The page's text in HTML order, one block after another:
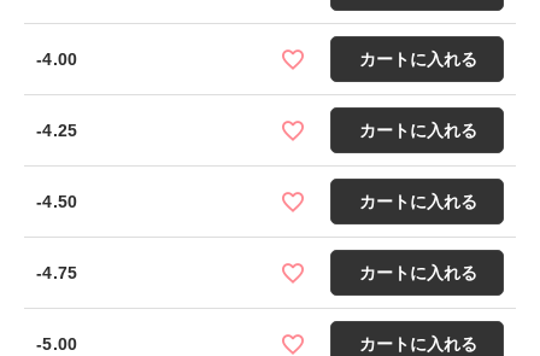
-4.00 カートに入れる
-4.25 カートに入れる
-4.50 カートに入れる
-4.75 カートに入れる
-5.00 カートに入れる